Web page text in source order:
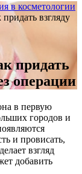
в косметологии
взгляду
придать
операции
в первую
городов и
и провисать,
взгляд
добавить